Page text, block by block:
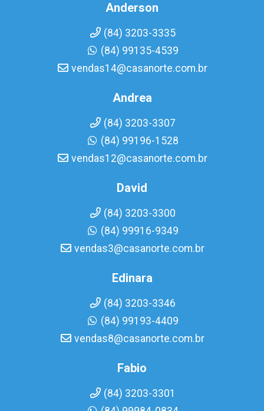
Anderson
(84) 3203-3335
(84) 99135-4539
vendas14@casanorte.com.br
Andrea
(84) 3203-3307
(84) 99196-1528
vendas12@casanorte.com.br
David
(84) 3203-3300
(84) 99916-9349
vendas3@casanorte.com.br
Edinara
(84) 3203-3346
(84) 99193-4409
vendas8@casanorte.com.br
Fabio
(84) 3203-3301